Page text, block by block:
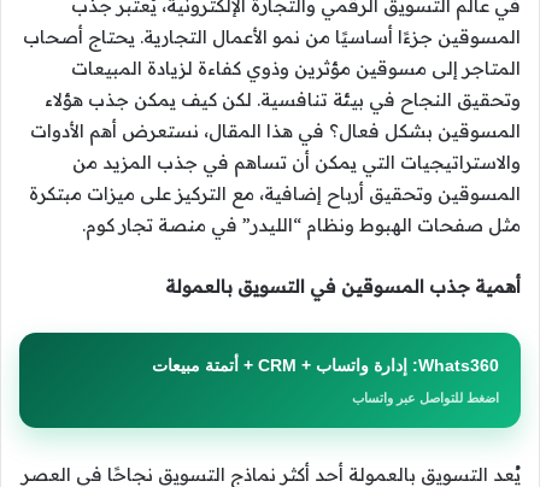
في عالم التسويق الرقمي والتجارة الإلكترونية، يُعتبر جذب
المسوقين جزءًا أساسيًا من نمو الأعمال التجارية. يحتاج أصحاب
المتاجر إلى مسوقين مؤثرين وذوي كفاءة لزيادة المبيعات
وتحقيق النجاح في بيئة تنافسية. لكن كيف يمكن جذب هؤلاء
المسوقين بشكل فعال؟ في هذا المقال، نستعرض أهم الأدوات
والاستراتيجيات التي يمكن أن تساهم في جذب المزيد من
المسوقين وتحقيق أرباح إضافية، مع التركيز على ميزات مبتكرة
مثل صفحات الهبوط ونظام “الليدر” في منصة تجار كوم.
أهمية جذب المسوقين في التسويق بالعمولة
Whats360: إدارة واتساب + CRM + أتمتة مبيعات
اضغط للتواصل عبر واتساب
يُعد التسويق بالعمولة أحد أكثر نماذج التسويق نجاحًا في العصر